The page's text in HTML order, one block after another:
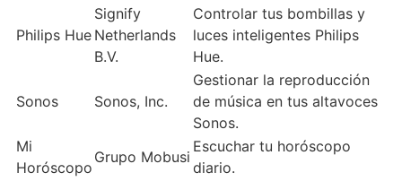
Philips Hue
Signify
Netherlands
B.V.
Controlar tus bombillas y
luces inteligentes Philips
Hue.
Sonos Sonos, Inc.
Gestionar la reproducción
de música en tus altavoces
Sonos.
Mi
Horóscopo
Grupo Mobusi
Escuchar tu horóscopo
diario.